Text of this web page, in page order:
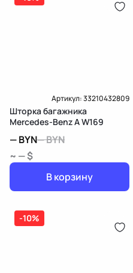
Карта рассрочки онлайн
Артикул:33210432809
Шторка багажника
Mercedes-Benz A W169
—BYN—BYN
~ — $
В корзину
-10%